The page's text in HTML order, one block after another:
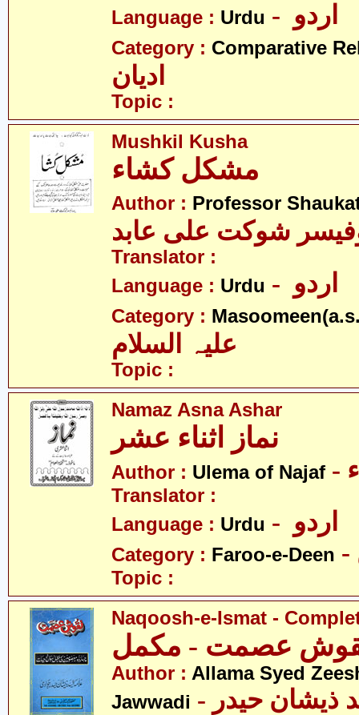
Language : Urdu
Category : Comparative
ادیان
Topic :
Mushkil Kusha
مشکل کشاء
Author : Professor
شوکت علی عابد
Translator :
Language : Urdu
Category :
Topic :
Namaz Asna Ashar
نماز اثناء عشر
Author : Ulema of Najaf
Translator :
Language : Urdu
Category : Faroo-e-Deen
Topic :
Naqoosh-e-Ismat -
عصمت - مکمل
Author : Allama Syed
Jawwadi - علامہ سیّد ذیشان حیدر